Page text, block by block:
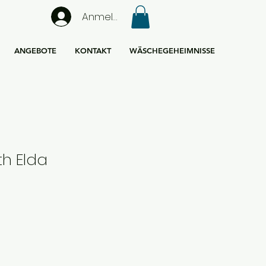
Anmelden
ANGEBOTE KONTAKT WÄSCHEGEHEIMNISSE
Elda